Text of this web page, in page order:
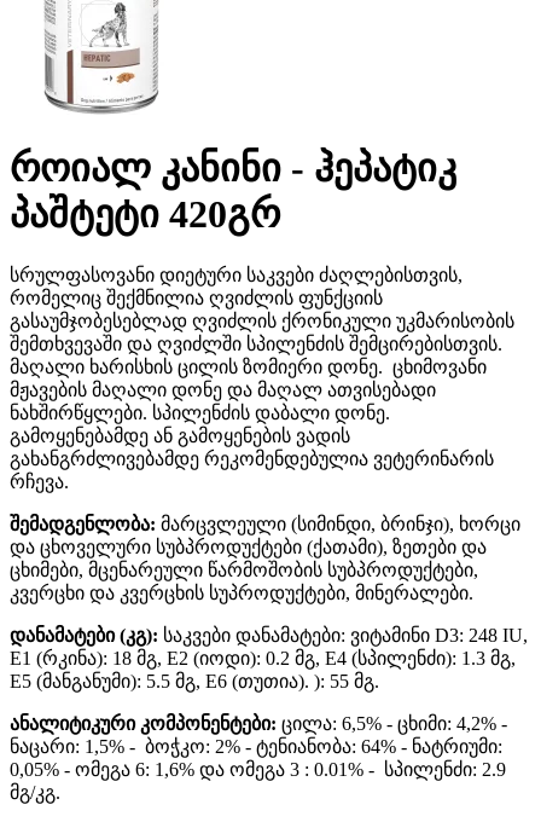
როიალ კანინი - ჰეპატიკ
პაშტეტი 420გრ
სრულფასოვანი დიეტური საკვები ძაღლებისთვის,
რომელიც შექმნილია ღვიძლის ფუნქციის
გასაუმჯობესებლად ღვიძლის ქრონიკული უკმარისობის
შემთხვევაში და ღვიძლში სპილენძის შემცირებისთვის.
მაღალი ხარისხის ცილის ზომიერი დონე. ცხიმოვანი
მჟავების მაღალი დონე და მაღალ ათვისებადი
ნახშირწყლები. სპილენძის დაბალი დონე.
გამოყენებამდე ან გამოყენების ვადის
გახანგრძლივებამდე რეკომენდებულია ვეტერინარის
რჩევა.
შემადგენლობა: მარცვლეული (სიმინდი, ბრინჯი), ხორცი
და ცხოველური სუბპროდუქტები (ქათამი), ზეთები და
ცხიმები, მცენარეული წარმოშობის სუბპროდუქტები,
კვერცხი და კვერცხის სუპროდუქტები, მინერალები.
დანამატები (კგ): საკვები დანამატები: ვიტამინი D3: 248 IU,
E1 (რკინა): 18 მგ, E2 (იოდი): 0.2 მგ, E4 (სპილენძი): 1.3 მგ,
E5 (მანგანუმი): 5.5 მგ, E6 (თუთია). ): 55 მგ.
ანალიტიკური კომპონენტები: ცილა: 6,5% - ცხიმი: 4,2% -
ნაცარი: 1,5% - ბოჭკო: 2% - ტენიანობა: 64% - ნატრიუმი:
0,05% - ომეგა 6: 1,6% და ომეგა 3 : 0.01% - სპილენძი: 2.9
მგ/კგ.